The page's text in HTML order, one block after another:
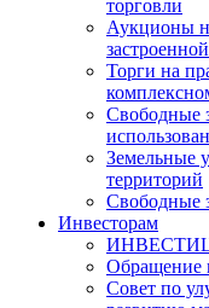
торговли
Аукционы
Торги на
Свободные
Земельные
территорий
Свободные
Инвесторам
Обращение
Совет по